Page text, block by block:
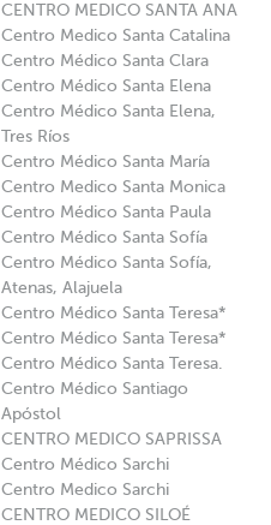
CENTRO MEDICO SANTA ANA
Centro Medico Santa Catalina
Centro Médico Santa Clara
Centro Médico Santa Elena
Centro Médico Santa Elena,
Tres Ríos
Centro Médico Santa María
Centro Medico Santa Monica
Centro Médico Santa Paula
Centro Médico Santa Sofía
Centro Médico Santa Sofía,
Atenas, Alajuela
Centro Médico Santa Teresa*
Centro Médico Santa Teresa*
Centro Médico Santa Teresa.
Centro Médico Santiago
Apóstol
CENTRO MEDICO SAPRISSA
Centro Médico Sarchi
Centro Medico Sarchi
CENTRO MEDICO SILOÉ